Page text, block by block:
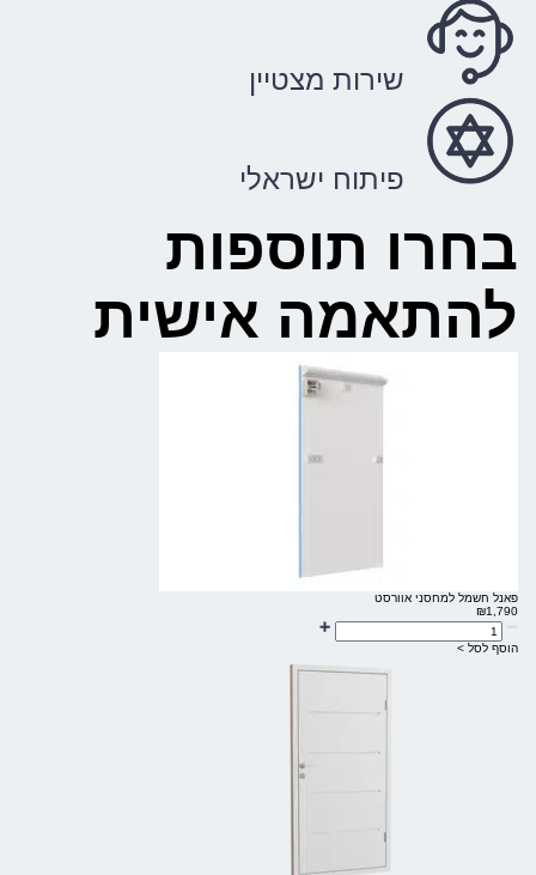
שירות מצטיין
פיתוח ישראלי
בחרו תוספות
להתאמה אישית
פאנל חשמל למחסני אוורסט
₪1,790
הוסף לסל >